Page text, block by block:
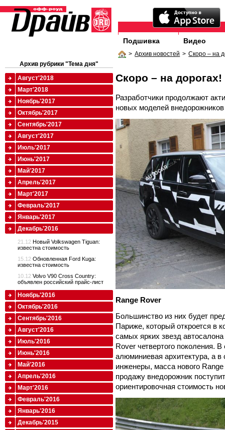
Подшивка Видео
> Архив новостей > Скоро – на
Скоро – на дорогах!
Разработчики продолжают
новых моделей
Range Rover
Большинство из них будет
Париже, который откроется в
самых ярких звезд
Rover четвертого поколения.
алюминиевая архитектура, а
инженеры, масса нового
продажу внедорожник
ориентировочная стоимость
Архив рубрики "Тема дня"
Август'2018
Март'2018
Ноябрь'2017
Октябрь'2017
Сентябрь'2017
Август'2017
Июль'2017
Июнь'2017
Май'2017
Апрель'2017
Март'2017
Февраль'2017
Январь'2017
Декабрь'2016
21.12 Новый Volkswagen Tiguan:
известна стоимость
15.12 Обновленная Ford Kuga:
известна стоимость
10.12 Volvo V90 Cross Country:
объявлен российский прайс-лист
Ноябрь'2016
Октябрь'2016
Сентябрь'2016
Август'2016
Июль'2016
Июнь'2016
Май'2016
Апрель'2016
Март'2016
Февраль'2016
Январь'2016
Декабрь'2015